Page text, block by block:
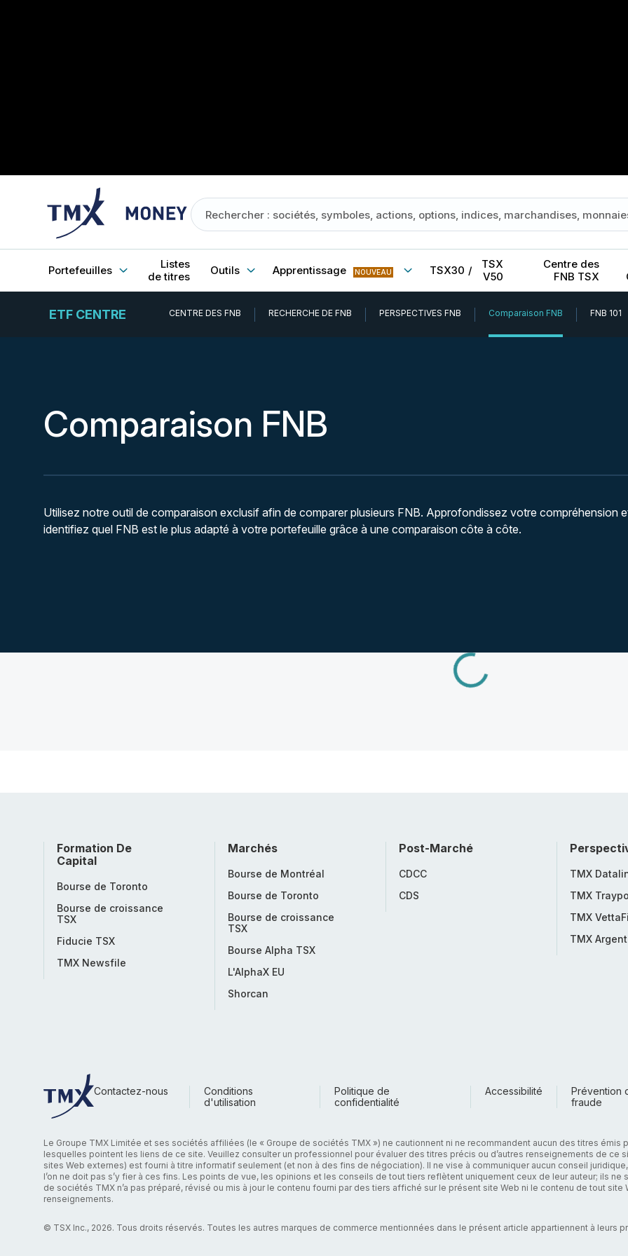
Portefeuilles
Listes
de titres
Outils Apprentissage NOUVEAU TSX30 /
TSX
V50
Centre des
FNB TSX
ETF CENTRE CENTRE DES FNB RECHERCHE DE FNB PERSPECTIVES FNB Comparaison FNB FNB 101
Comparaison FNB
Utilisez notre outil de comparaison exclusif afin de comparer plusieurs FNB. Approfondissez votre compréhension
identifiez quel FNB est le plus adapté à votre portefeuille grâce à une comparaison côte à côte.
Formation De
Capital
Bourse de Toronto
Bourse de croissance
TSX
Fiducie TSX
TMX Newsfile
Marchés
Bourse de Montréal
Bourse de Toronto
Bourse de croissance
TSX
Bourse Alpha TSX
L'AlphaX EU
Shorcan
Post-Marché
CDCC
CDS
TMX
TMX
TMX
TMX Argent
Contactez-nous
Conditions
d'utilisation
Politique de
confidentialité
Accessibilité
Prévention
fraude
Le Groupe TMX Limitée et ses sociétés affiliées (le « Groupe de sociétés TMX ») ne cautionnent ni ne recommandent aucun des titres
lesquelles pointent les liens de ce site. Veuillez consulter un professionnel pour évaluer des titres précis ou d’autres renseignements de ce
sites Web externes) est fourni à titre informatif seulement (et non à des fins de négociation). Il ne vise à communiquer aucun conseil
l’on ne doit pas s’y fier à ces fins. Les points de vue, les opinions et les conseils de tout tiers reflètent uniquement ceux de leur auteur; ils
de sociétés TMX n’a pas préparé, révisé ou mis à jour le contenu fourni par des tiers affiché sur le présent site Web ni le contenu de tout site
renseignements.
© TSX Inc., 2026. Tous droits réservés. Toutes les autres marques de commerce mentionnées dans le présent article appartiennent à leurs